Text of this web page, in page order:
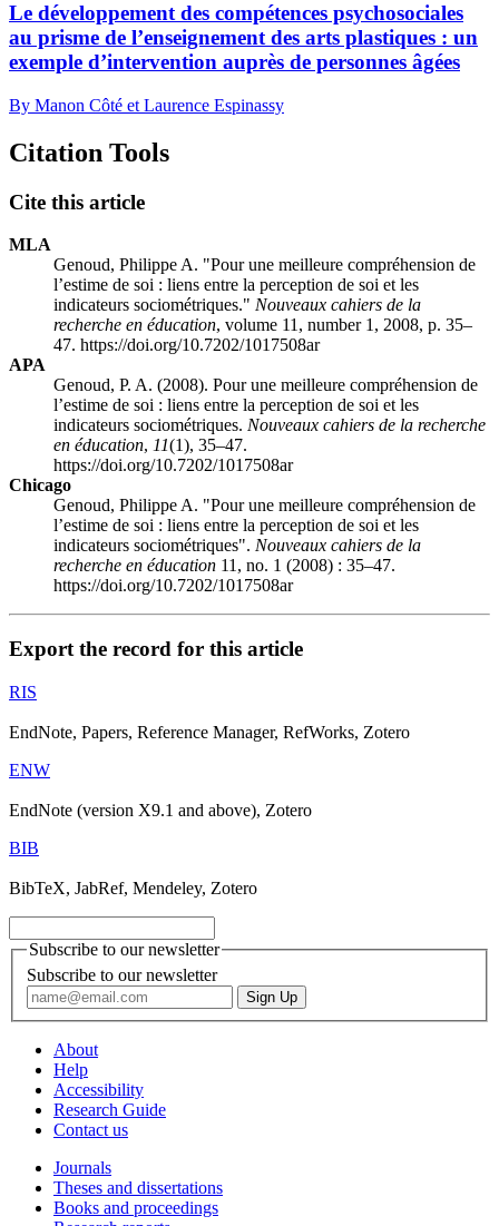
Le développement des compétences psychosociales
au prisme de l’enseignement des arts plastiques : un
exemple d’intervention auprès de personnes âgées
By Manon Côté et Laurence Espinassy
Citation Tools
Cite this article
MLA
Genoud, Philippe A. "Pour une meilleure compréhension de
l’estime de soi : liens entre la perception de soi et les
indicateurs sociométriques." Nouveaux cahiers de la
recherche en éducation, volume 11, number 1, 2008, p. 35–
47. https://doi.org/10.7202/1017508ar
APA
Genoud, P. A. (2008). Pour une meilleure compréhension de
l’estime de soi : liens entre la perception de soi et les
indicateurs sociométriques. Nouveaux cahiers de la recherche
en éducation, 11(1), 35–47.
https://doi.org/10.7202/1017508ar
Chicago
Genoud, Philippe A. "Pour une meilleure compréhension de
l’estime de soi : liens entre la perception de soi et les
indicateurs sociométriques". Nouveaux cahiers de la
recherche en éducation 11, no. 1 (2008) : 35–47.
https://doi.org/10.7202/1017508ar
Export the record for this article
RIS
EndNote, Papers, Reference Manager, RefWorks, Zotero
ENW
EndNote (version X9.1 and above), Zotero
BIB
BibTeX, JabRef, Mendeley, Zotero
Subscribe to our newsletter
Subscribe to our newsletter
About
Help
Accessibility
Research Guide
Contact us
Journals
Theses and dissertations
Books and proceedings